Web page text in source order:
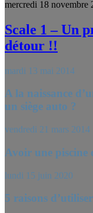
mercredi 18 novembre
Scale 1 – Un
détour !!
mardi 13 mai 2014
A la naissance
un siège auto ?
vendredi 21 mars 2014
Avoir une piscine
lundi 15 juin 2020
5 raisons